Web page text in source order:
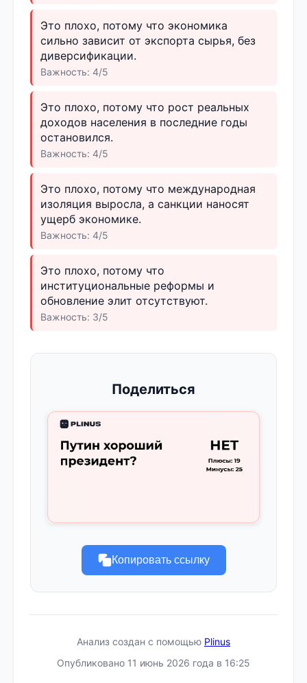
Это плохо, потому что экономика
сильно зависит от экспорта сырья, без
диверсификации.
Важность: 4/5
Это плохо, потому что рост реальных
доходов населения в последние годы
остановился.
Важность: 4/5
Это плохо, потому что международная
изоляция выросла, а санкции наносят
ущерб экономике.
Важность: 4/5
Это плохо, потому что
институциональные реформы и
обновление элит отсутствуют.
Важность: 3/5
Поделиться
Копировать ссылку
Анализ создан с помощью Plinus
Опубликовано 11 июнь 2026 года в 16:25